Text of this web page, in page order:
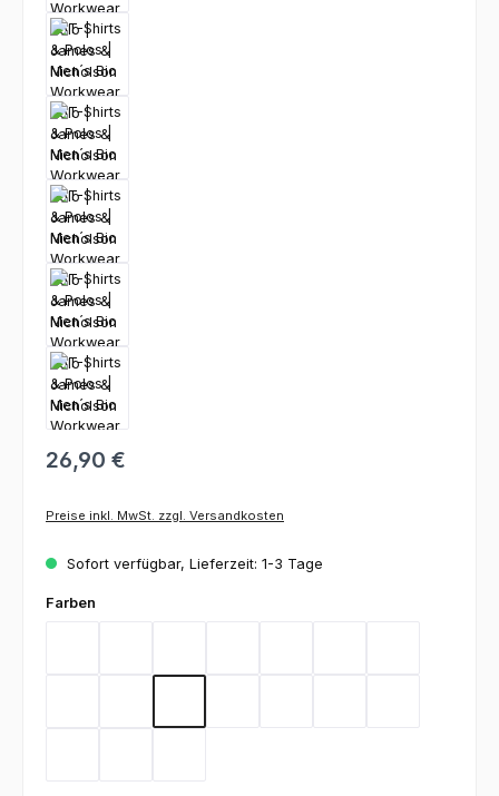
26,90 €
Preise inkl. MwSt. zzgl. Versandkosten
Sofort verfügbar, Lieferzeit: 1-3 Tage
Farben